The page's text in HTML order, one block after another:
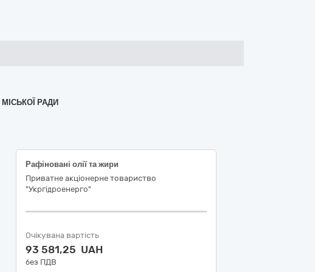
РАДИ
Рафіновані олії та жири
Приватне акціонерне товариство
"Укргідроенерго"
Очікувана вартість
93 581,25 UAH
без ПДВ